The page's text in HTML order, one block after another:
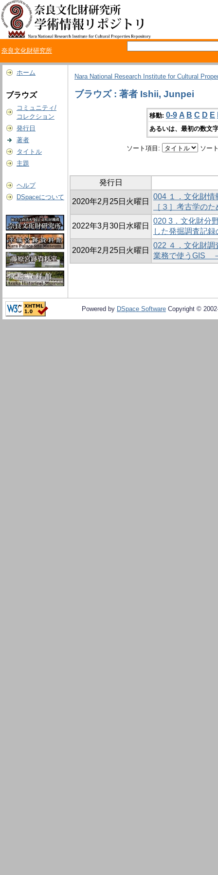
奈良文化財研究所
ホーム
ブラウズ
コミュニティ/
コレクション
発行日
著者
タイトル
主題
ヘルプ
DSpaceについて
Nara National Research Institute for Cultural
ブラウズ : 著者 Ishii, Junpei
移動: 0-9 A B C D E
あるいは、最初の数文
ソート項目: ソー
発行日
2020年2月25日火曜日
004 １．文化財情
［３］考古学の
2022年3月30日水曜日
020 3．文化財分
した発掘調査記
2020年2月25日火曜日
022 ４．文化財調
業務で使うGIS
Powered by DSpace Software Copyright ©